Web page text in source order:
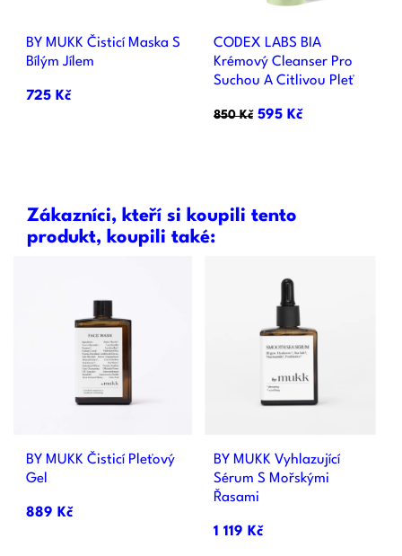
BY MUKK Čisticí Maska S
Bílým Jílem
725 Kč
CODEX LABS BIA
Krémový Cleanser Pro
Suchou A Citlivou Pleť
850 Kč 595 Kč
Zákazníci, kteří si koupili tento
produkt, koupili také:
BY MUKK Čisticí Pleťový
Gel
889 Kč
BY MUKK Vyhlazující
Sérum S Mořskými
Řasami
1 119 Kč